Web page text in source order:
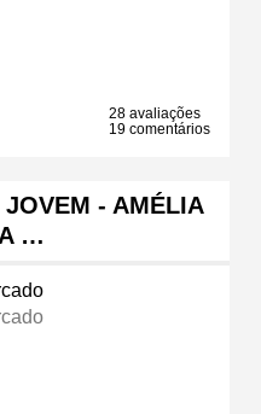
28 avaliações
19 comentários
- AMÉLIA
…